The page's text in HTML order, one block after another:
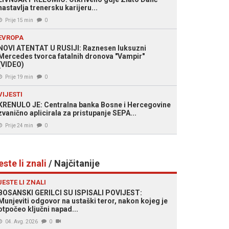
trenersku karijeru...
Prije 15 min 0
ATENTAT U RUSIJI: Raznesen luksuzni
tvorca fatalnih dronova "Vampir"
Prije 19 min 0
JE: Centralna banka Bosne i Hercegovine
aplicirala za pristupanje SEPA...
Prije 24 min 0
li znali / Najčitanije
LI ZNALI
GERILCI SU ISPISALI POVIJEST:
odgovor na ustaški teror, nakon kojeg je
ključni napad...
04. Avg. 2026 0